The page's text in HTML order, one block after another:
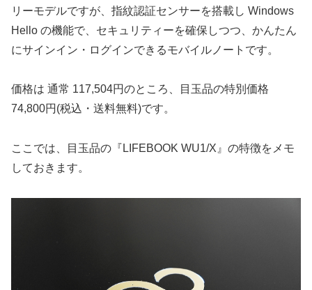
リーモデルですが、指紋認証センサーを搭載し Windows
Hello の機能で、セキュリティーを確保しつつ、かんたん
にサインイン・ログインできるモバイルノートです。
価格は 通常 117,504円のところ、目玉品の特別価格
74,800円(税込・送料無料)です。
ここでは、目玉品の『LIFEBOOK WU1/X』の特徴をメモ
しておきます。